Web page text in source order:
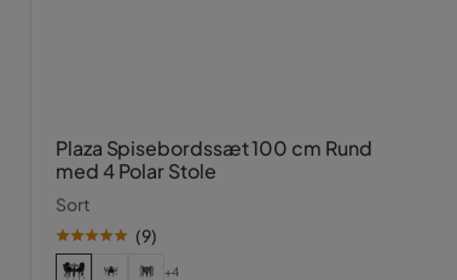
Plaza Spisebordssæt 100 cm Rund
med 4 Polar Stole
Sort
(9)
+4